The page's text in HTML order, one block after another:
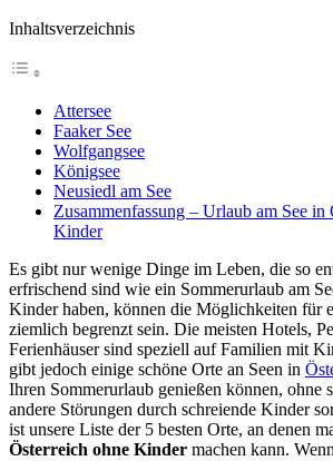
Inhaltsverzeichnis
Attersee
Faaker See
Wolfgangsee
Königsee
Neusiedl am See
Zusammenfassung – Urlaub am See in
Kinder
Es gibt nur wenige Dinge im Leben, die so
erfrischend sind wie ein Sommerurlaub am
Kinder haben, können die Möglichkeiten für
ziemlich begrenzt sein. Die meisten Hotels,
Ferienhäuser sind speziell auf Familien mit
gibt jedoch einige schöne Orte an Seen in
Ihren Sommerurlaub genießen können, ohne
andere Störungen durch schreiende Kinder
ist unsere Liste der 5 besten Orte, an denen
Österreich ohne Kinder machen kann.